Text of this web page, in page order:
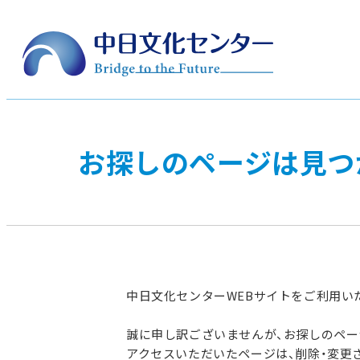
お探しのページは見
中日文化センターWEBサイトをご利用い
誠に申し訳ございませんが、お探しのペ
アクセスいただいたページは、削除・変